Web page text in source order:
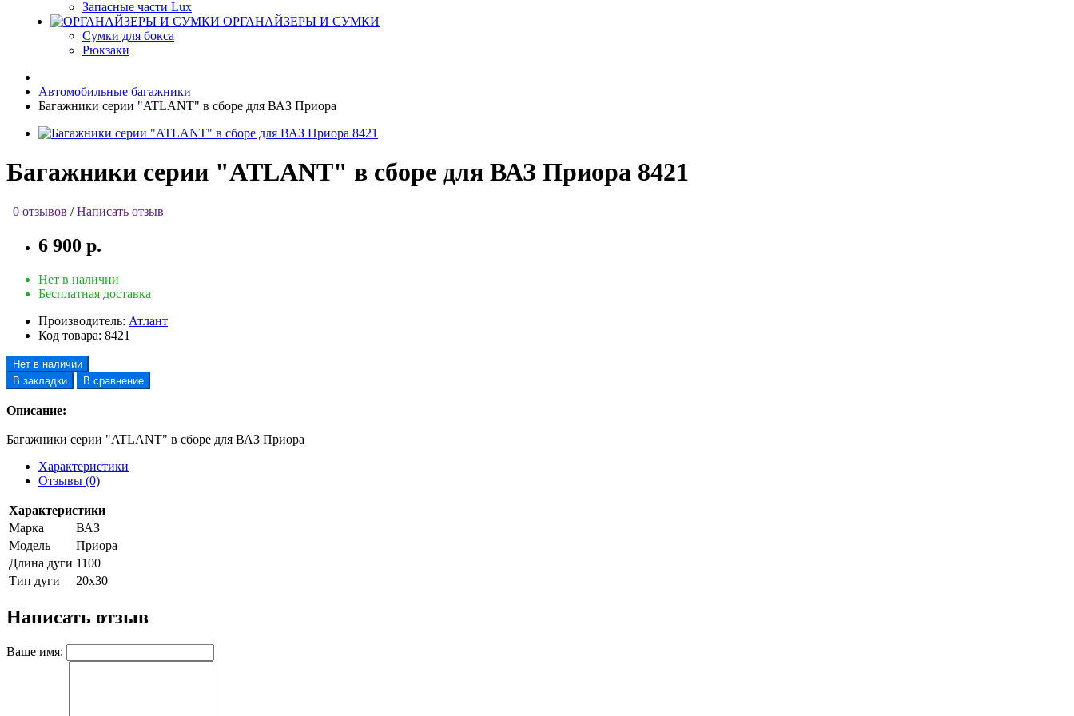
Запасные части Lux
ОРГАНАЙЗЕРЫ И СУМКИ
Сумки для бокса
Рюкзаки
Автомобильные багажники
Багажники серии "ATLANT" в сборе для ВАЗ Приора
Багажники серии "ATLANT" в сборе для ВАЗ Приора 8421
0 отзывов /Написать отзыв
6 900 р.
Нет в наличии
Бесплатная доставка
Производитель: Атлант
Код товара: 8421
Нет в наличии
В закладки
В сравнение
Описание:
Багажники серии "ATLANT" в сборе для ВАЗ Приора
Характеристики
Отзывы (0)
Характеристики
Марка
ВАЗ
Модель
Приора
Длина дуги 1100
Тип дуги
20х30
Написать отзыв
Ваше имя: